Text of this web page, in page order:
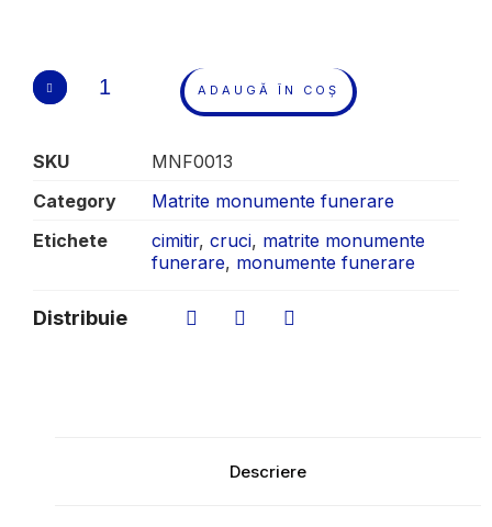
ADAUGĂ ÎN COȘ
SKU
MNF0013
Category
Matrite monumente funerare
Etichete
cimitir, cruci, matrite monumente
funerare, monumente funerare
Distribuie
Descriere